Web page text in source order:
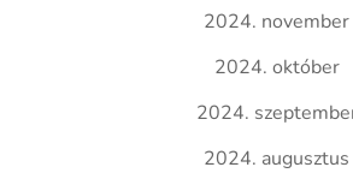
2024. november
2024. október
2024.
2024. augusztus